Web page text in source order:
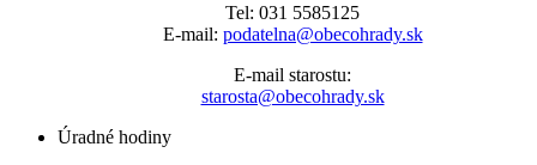
Tel: 031 5585125
E-mail: podatelna@obecohrady.sk
E-mail starostu:
starosta@obecohrady.sk
Úradné hodiny